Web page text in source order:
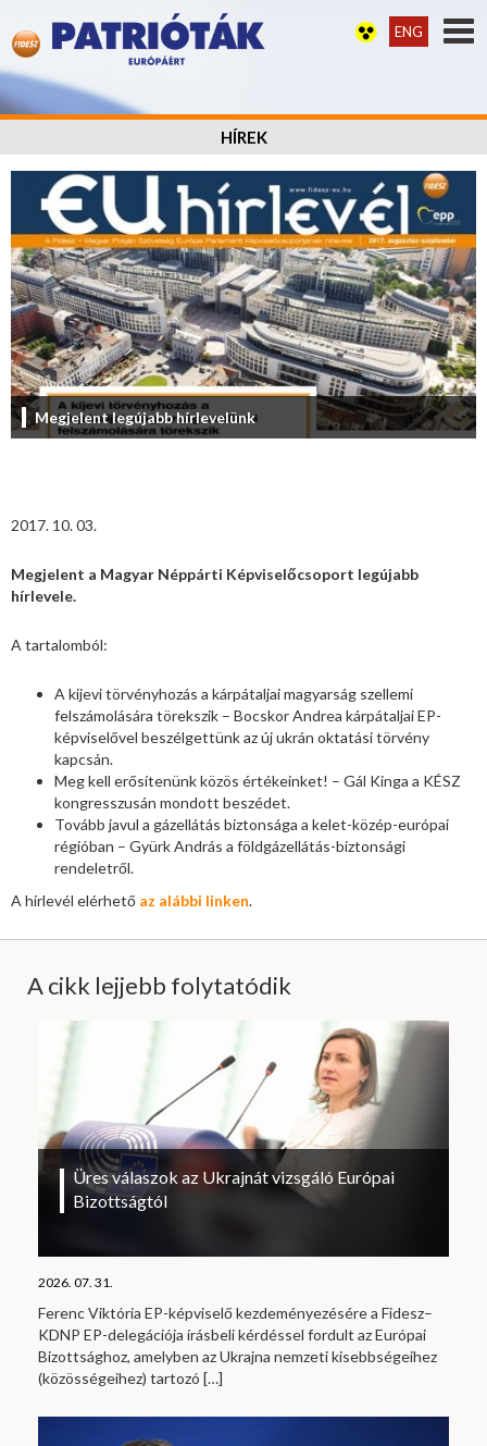
ENG
HÍREK
Megjelent legújabb hírlevelünk
2017. 10. 03.
Megjelent a Magyar Néppárti Képviselőcsoport legújabb
hírlevele.
A tartalomból:
A kijevi törvényhozás a kárpátaljai magyarság szellemi
felszámolására törekszik – Bocskor Andrea kárpátaljai EP-
képviselővel beszélgettünk az új ukrán oktatási törvény
kapcsán.
Meg kell erősítenünk közös értékeinket! – Gál Kinga a KÉSZ
kongresszusán mondott beszédet.
Tovább javul a gázellátás biztonsága a kelet-közép-európai
régióban – Gyürk András a földgázellátás-biztonsági
rendeletről.
A hírlevél elérhető az alábbi linken.
A cikk lejjebb folytatódik
Üres válaszok az Ukrajnát vizsgáló Európai
Bizottságtól
2026. 07. 31.
Ferenc Viktória EP-képviselő kezdeményezésére a Fidesz–
KDNP EP-delegációja írásbeli kérdéssel fordult az Európai
Bizottsághoz, amelyben az Ukrajna nemzeti kisebbségeihez
(közösségeihez) tartozó […]